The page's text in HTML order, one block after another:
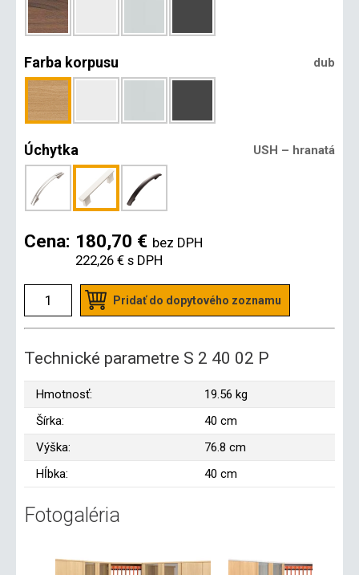
Farba korpusu dub
Úchytka USH – hranatá
Cena: 180,70 € bez DPH
222,26 € s DPH
Pridať do dopytového zoznamu
Technické parametre S 2 40 02 P
Hmotnosť:
19.56 kg
Šírka:
40 cm
Výška:
76.8 cm
Hĺbka:
40 cm
Fotogaléria